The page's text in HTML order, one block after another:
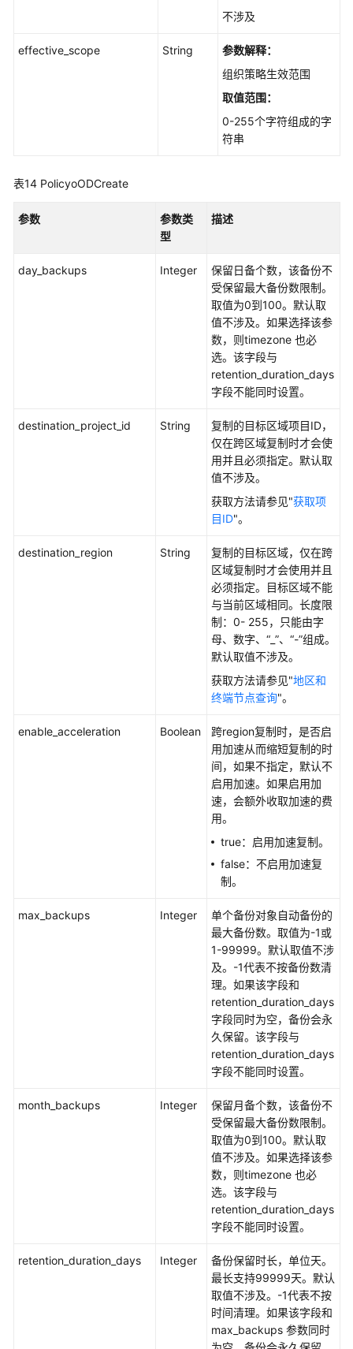
不涉及
effective_scope String
参数解释：
组织策略生效范围
取值范围：
0-255个字符组成的字
符串
表14 PolicyoODCreate
参数
参数类
型
描述
day_backups Integer
保留日备个数，该备份不
受保留最大备份数限制。
取值为0到100。默认取
值不涉及。如果选择该参
数，则timezone 也必
选。该字段与
retention_duration_days
字段不能同时设置。
destination_project_id String
复制的目标区域项目ID，
仅在跨区域复制时才会使
用并且必须指定。默认取
值不涉及。
获取方法请参见"获取项
目ID"。
destination_region String
复制的目标区域，仅在跨
区域复制时才会使用并且
必须指定。目标区域不能
与当前区域相同。长度限
制：0- 255，只能由字
母、数字、“_”、“-”组成。
默认取值不涉及。
获取方法请参见"地区和
终端节点查询"。
enable_acceleration Boolean
跨region复制时，是否启
用加速从而缩短复制的时
间，如果不指定，默认不
启用加速。如果启用加
速，会额外收取加速的费
用。
true：启用加速复制。
false：不启用加速复
制。
max_backups Integer
单个备份对象自动备份的
最大备份数。取值为-1或
1-99999。默认取值不涉
及。-1代表不按备份数清
理。如果该字段和
retention_duration_days
字段同时为空，备份会永
久保留。该字段与
retention_duration_days
字段不能同时设置。
month_backups Integer
保留月备个数，该备份不
受保留最大备份数限制。
取值为0到100。默认取
值不涉及。如果选择该参
数，则timezone 也必
选。该字段与
retention_duration_days
字段不能同时设置。
retention_duration_days Integer
备份保留时长，单位天。
最长支持99999天。默认
取值不涉及。-1代表不按
时间清理。如果该字段和
max_backups 参数同时